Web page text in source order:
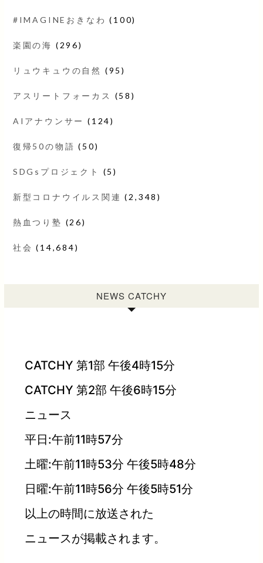
#IMAGINEおきなわ (100)
楽園の海 (296)
リュウキュウの自然 (95)
アスリートフォーカス (58)
AIアナウンサー (124)
復帰50の物語 (50)
SDGsプロジェクト (5)
新型コロナウイルス関連 (2,348)
熱血つり塾 (26)
社会 (14,684)
NEWS CATCHY
CATCHY 第1部 午後4時15分
CATCHY 第2部 午後6時15分
ニュース
平日:午前11時57分
土曜:午前11時53分 午後5時48分
日曜:午前11時56分 午後5時51分
以上の時間に放送された
ニュースが掲載されます。